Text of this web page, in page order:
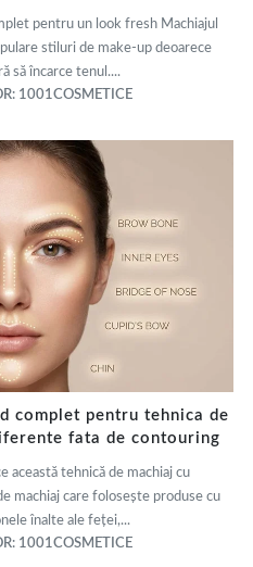
pentru un look fresh Machiajul
stiluri de make-up deoarece
să încarce tenul....
1001COSMETICE
complet pentru tehnica de
fata de contouring
această tehnică de machiaj cu
machiaj care folosește produse cu
înalte ale feței,...
1001COSMETICE